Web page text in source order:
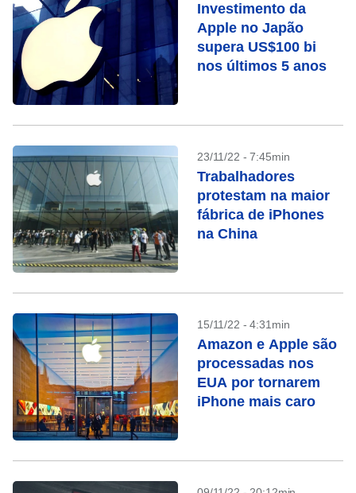
Investimento da
Apple no Japão
supera US$100 bi
nos últimos 5 anos
23/11/22 - 7:45min
Trabalhadores
protestam na maior
fábrica de iPhones
na China
15/11/22 - 4:31min
Amazon e Apple são
processadas nos
EUA por tornarem
iPhone mais caro